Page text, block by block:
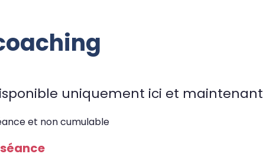
uniquement ici et maintenant
et non cumulable